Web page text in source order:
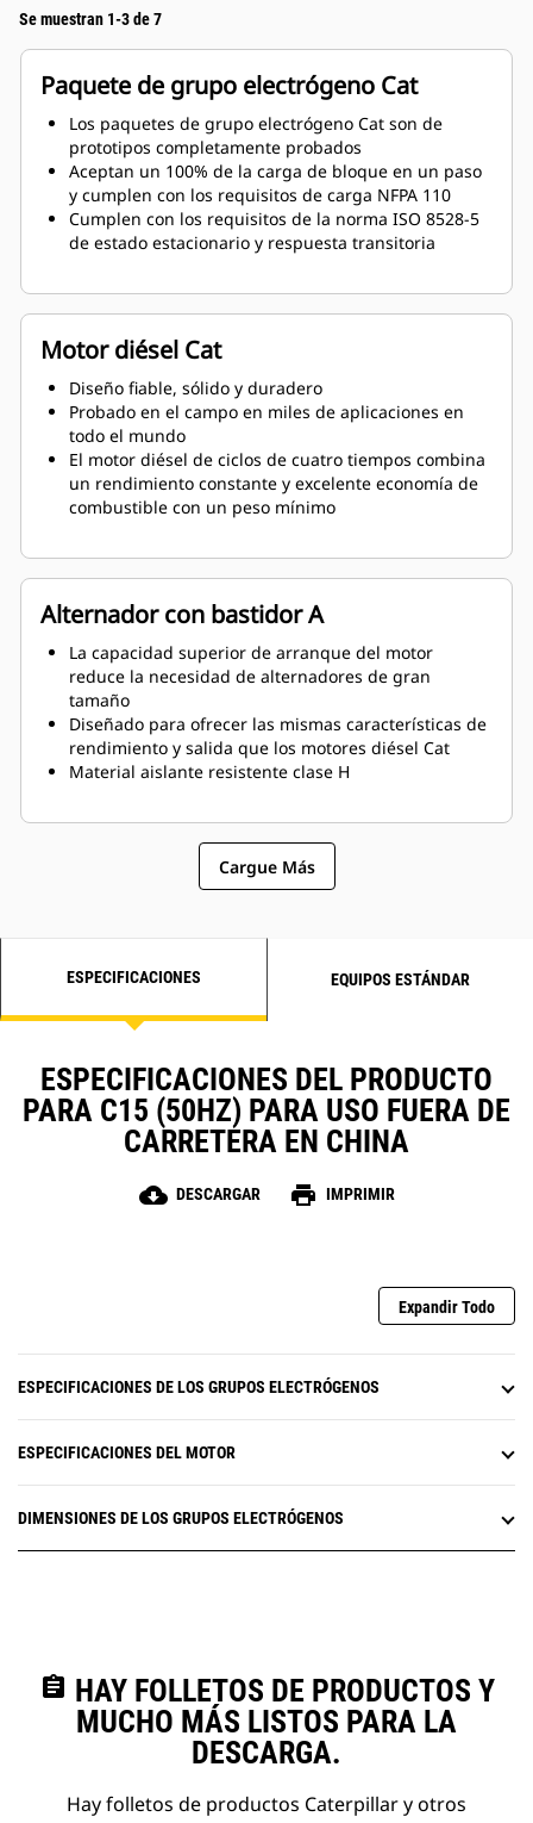
Se muestran 1-3 de 7
Paquete de grupo electrógeno Cat
Los paquetes de grupo electrógeno Cat son de
prototipos completamente probados
Aceptan un 100% de la carga de bloque en un paso
y cumplen con los requisitos de carga NFPA 110
Cumplen con los requisitos de la norma ISO 8528-5
de estado estacionario y respuesta transitoria
Motor diésel Cat
Diseño fiable, sólido y duradero
Probado en el campo en miles de aplicaciones en
todo el mundo
El motor diésel de ciclos de cuatro tiempos combina
un rendimiento constante y excelente economía de
combustible con un peso mínimo
Alternador con bastidor A
La capacidad superior de arranque del motor
reduce la necesidad de alternadores de gran
tamaño
Diseñado para ofrecer las mismas características de
rendimiento y salida que los motores diésel Cat
Material aislante resistente clase H
Cargue Más
ESPECIFICACIONES EQUIPOS ESTÁNDAR
ESPECIFICACIONES DEL PRODUCTO
PARA C15 (50HZ) PARA USO FUERA DE
CARRETERA EN CHINA
cloud_download DESCARGAR print IMPRIMIR
Expandir Todo
ESPECIFICACIONES DE LOS GRUPOS ELECTRÓGENOS
ESPECIFICACIONES DEL MOTOR
DIMENSIONES DE LOS GRUPOS ELECTRÓGENOS
assignment HAY FOLLETOS DE PRODUCTOS Y
MUCHO MÁS LISTOS PARA LA
DESCARGA.
Hay folletos de productos Caterpillar y otros